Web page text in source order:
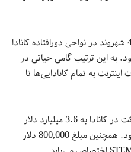
این پروژه از سال 2025 اتصال 40,000 شهروند در نواحی دورافتاده کانادا
به این ترتیب گامی حیاتی در
به تمام کانادایی‌ها تا
بگفته Telesat سرمایه‌گذاری این شرکت در کانادا به 3.6 میلیارد دلار
خواهد رسید و 700 شغل ایجاد می‌شود. همچنین مبلغ 800,000 دلار